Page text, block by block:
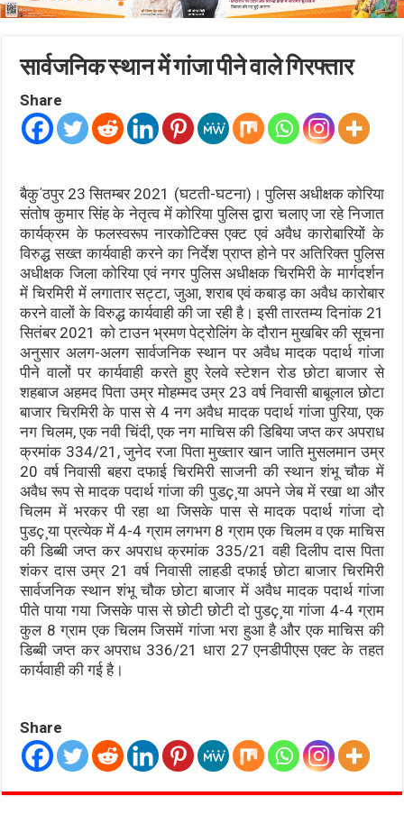
सार्वजनिक स्थान में गांजा पीने वाले गिरफ्तार
Share
बैकु΄ठपुर 23 सितम्बर 2021 (घटती-घटना)। पुलिस अधीक्षक कोरिया
संतोष कुमार सिंह के नेतृत्व में कोरिया पुलिस द्वारा चलाए जा रहे निजात
कार्यक्रम के फलस्वरूप नारकोटिक्स एक्ट एवं अवैध कारोबारियों के
विरुद्ध सख्त कार्यवाही करने का निर्देश प्राप्त होने पर अतिरिक्त पुलिस
अधीक्षक जिला कोरिया एवं नगर पुलिस अधीक्षक चिरमिरी के मार्गदर्शन
में चिरमिरी में लगातार सट्टा, जुआ, शराब एवं कबाड़ का अवैध कारोबार
करने वालों के विरुद्ध कार्यवाही की जा रही है। इसी तारतम्य दिनांक 21
सितंबर 2021 को टाउन भ्रमण पेट्रोलिंग के दौरान मुखबिर की सूचना
अनुसार अलग-अलग सार्वजनिक स्थान पर अवैध मादक पदार्थ गांजा
पीने वालों पर कार्यवाही करते हुए रेलवे स्टेशन रोड छोटा बाजार से
शहबाज अहमद पिता उम्र मोहम्मद उम्र 23 वर्ष निवासी बाबूलाल छोटा
बाजार चिरमिरी के पास से 4 नग अवैध मादक पदार्थ गांजा पुरिया, एक
नग चिलम, एक नवी चिंदी, एक नग माचिस की डिबिया जप्त कर अपराध
क्रमांक 334/21, जुनेद रजा पिता मुख्तार खान जाति मुसलमान उम्र
20 वर्ष निवासी बहरा दफाई चिरमिरी साजनी की स्थान शंभू चौक में
अवैध रूप से मादक पदार्थ गांजा की पुडç¸या अपने जेब में रखा था और
चिलम में भरकर पी रहा था जिसके पास से मादक पदार्थ गांजा दो
पुडç¸या प्रत्येक में 4-4 ग्राम लगभग 8 ग्राम एक चिलम व एक माचिस
की डिब्बी जप्त कर अपराध क्रमांक 335/21 वही दिलीप दास पिता
शंकर दास उम्र 21 वर्ष निवासी लाहडी दफाई छोटा बाजार चिरमिरी
सार्वजनिक स्थान शंभू चौक छोटा बाजार में अवैध मादक पदार्थ गांजा
पीते पाया गया जिसके पास से छोटी छोटी दो पुडç¸या गांजा 4-4 ग्राम
कुल 8 ग्राम एक चिलम जिसमें गांजा भरा हुआ है और एक माचिस की
डिब्बी जप्त कर अपराध 336/21 धारा 27 एनडीपीएस एक्ट के तहत
कार्यवाही की गई है।
Share